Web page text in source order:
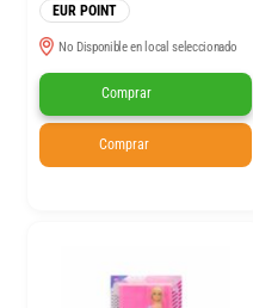
EUR POINT
No Disponible en local seleccionado
Comprar
Comprar